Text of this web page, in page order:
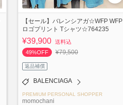
【セール】バレンシアガ☆WFP WFP
ロゴプリント Tシャツ☆764235
¥39,900 送料込
49%OFF
¥79,500
返品補償
BALENCIAGA
PREMIUM PERSONAL SHOPPER
momochani